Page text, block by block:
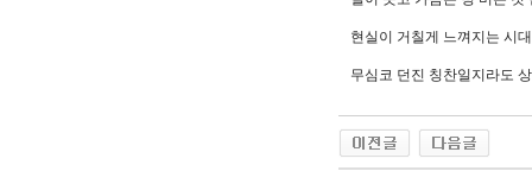
현실이 거칠게 느껴지는 시
무심코 던진 칭찬일지라도